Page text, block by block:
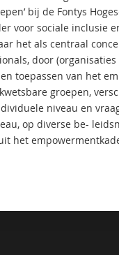
bij de Fontys
voor sociale inclusie
het als centraal
door
toepassen van het
groepen,
niveau en
op diverse be-
het